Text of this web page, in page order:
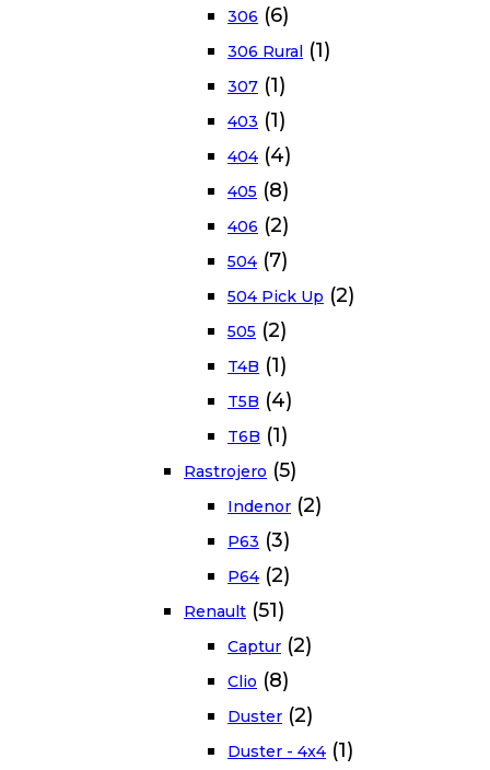
306 (6)
306 Rural (1)
307 (1)
403 (1)
404 (4)
405 (8)
406 (2)
504 (7)
504 Pick Up (2)
505 (2)
T4B (1)
T5B (4)
T6B (1)
Rastrojero (5)
Indenor (2)
P63 (3)
P64 (2)
Renault (51)
Captur (2)
Clio (8)
Duster (2)
Duster - 4x4 (1)